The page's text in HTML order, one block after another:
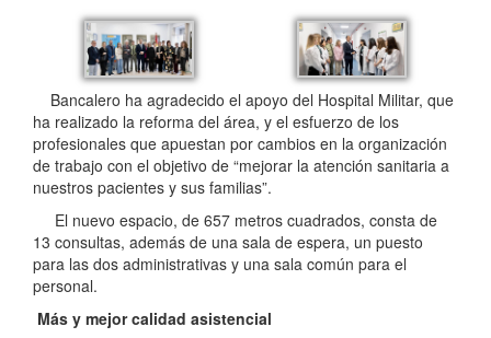
Bancalero ha agradecido el apoyo del Hospital Militar, que
ha realizado la reforma del área, y el esfuerzo de los
profesionales que apuestan por cambios en la organización
de trabajo con el objetivo de “mejorar la atención sanitaria a
nuestros pacientes y sus familias”.
El nuevo espacio, de 657 metros cuadrados, consta de
13 consultas, además de una sala de espera, un puesto
para las dos administrativas y una sala común para el
personal.
Más y mejor calidad asistencial